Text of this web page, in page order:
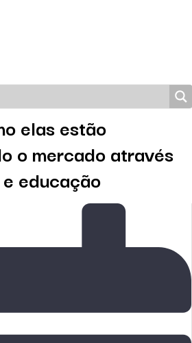
elas estão
o mercado através
educação